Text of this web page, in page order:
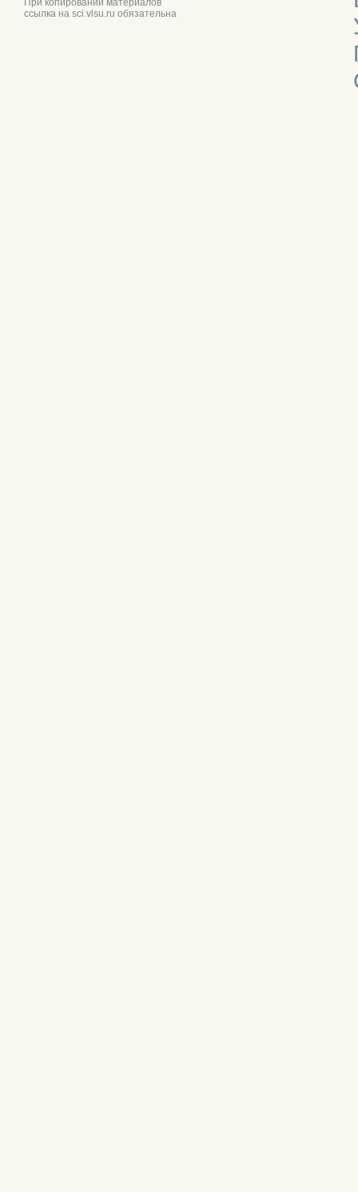
При копировании материалов
ссылка на sci.vlsu.ru обязательна